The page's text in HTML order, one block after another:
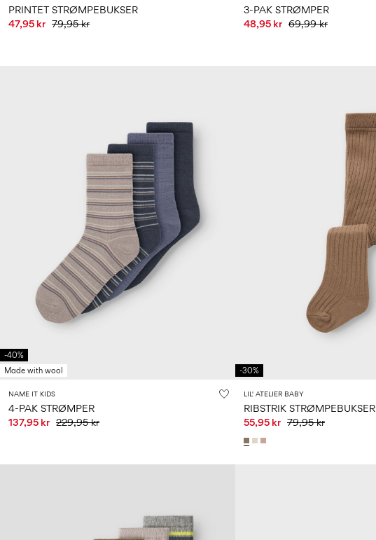
PRINTET STRØMPEBUKSER
47,95 kr 79,95 kr
3-PAK STRØMPER
48,95 kr 69,99 kr
-40%
Made with wool
NAME IT KIDS
4-PAK STRØMPER
137,95 kr 229,95 kr
-30%
LIL' ATELIER BABY
RIBSTRIK STRØMPEBUKSER
55,95 kr 79,95 kr